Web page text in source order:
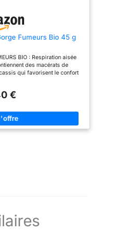
Fumeurs Bio 45 g
BIO : Respiration aisée
des macérats de
qui favorisent le confort
sirop de blé*; macérats
32 mg ; huiles essentielles :
globulus) - 52,8 mg, pin
mg, menthe verte* (mentha
€